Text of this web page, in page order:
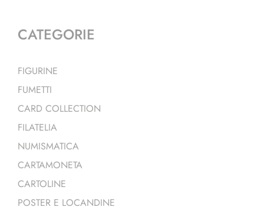
CATEGORIE
FIGURINE
FUMETTI
CARD COLLECTION
FILATELIA
NUMISMATICA
CARTAMONETA
CARTOLINE
POSTER E LOCANDINE